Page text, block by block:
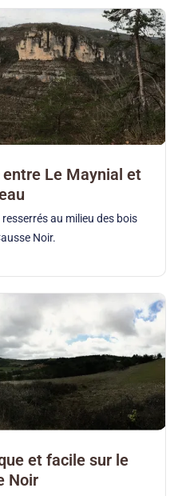
Le Maynial et
au milieu des bois
Noir.
et facile sur le
Noir